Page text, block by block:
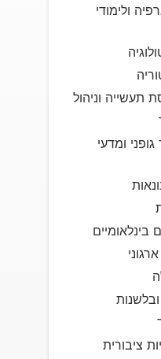
ולימודי
תעשייה וניהול
ומדעי
בינלאומיים
ציבורית